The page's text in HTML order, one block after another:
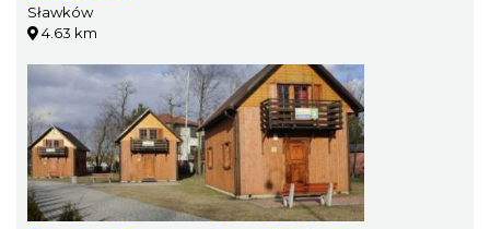
Sławków
4.63 km